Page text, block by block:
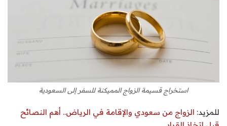
استخراج قسيمة الزواج المميكنة للسفر إلى السعودية
للمزيد: الزواج من سعودي والإقامة في الرياض.. أهم النصائح